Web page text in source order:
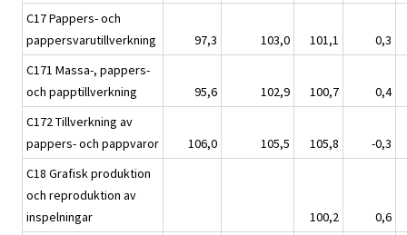
C17 Pappers- och
pappersvarutillverkning
97,3 103,0 101,1
0,3
C171 Massa-, pappers-
och papptillverkning
95,6 102,9 100,7
0,4
C172 Tillverkning av
pappers- och pappvaror
106,0 105,5 105,8
-0,3
C18 Grafisk produktion
och reproduktion av
inspelningar
100,2
0,6